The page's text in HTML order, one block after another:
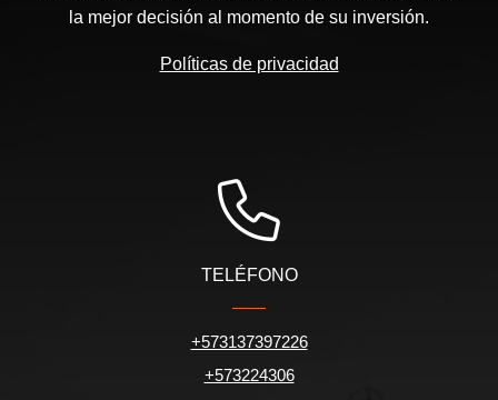
la mejor decisión al momento de su inversión.
Políticas de privacidad
TELÉFONO
+573137397226
+573224306